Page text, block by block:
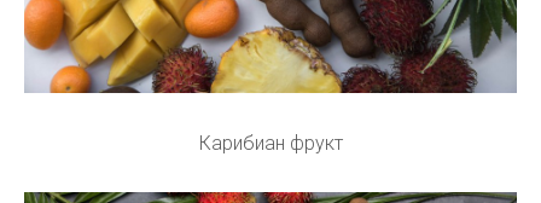
Карибиан фрукт